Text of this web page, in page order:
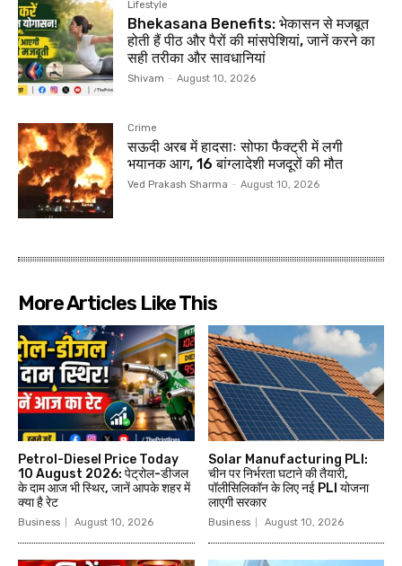
Lifestyle
Bhekasana Benefits: भेकासन से मजबूत
होती हैं पीठ और पैरों की मांसपेशियां, जानें करने का
सही तरीका और सावधानियां
Shivam - August 10, 2026
Crime
सऊदी अरब में हादसाः सोफा फैक्ट्री में लगी
भयानक आग, 16 बांग्लादेशी मजदूरों की मौत
Ved Prakash Sharma - August 10, 2026
More Articles Like This
Petrol-Diesel Price Today
10 August 2026: पेट्रोल-डीजल
के दाम आज भी स्थिर, जानें आपके शहर में
क्या है रेट
Business August 10, 2026
Solar Manufacturing PLI:
चीन पर निर्भरता घटाने की तैयारी,
पॉलीसिलिकॉन के लिए नई PLI योजना
लाएगी सरकार
Business August 10, 2026